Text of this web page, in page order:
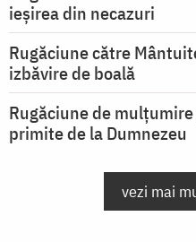
ieşirea din necazuri
Rugăciune către
izbăvire de boală
Rugăciune de
primite de la Dumnezeu
vezi mai